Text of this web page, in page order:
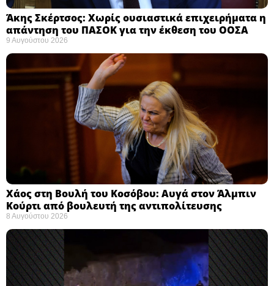
Άκης Σκέρτσος: Χωρίς ουσιαστικά επιχειρήματα η
απάντηση του ΠΑΣΟΚ για την έκθεση του ΟΟΣΑ ​
9 Αυγούστου 2026
Χάος στη Βουλή του Κοσόβου: Αυγά στον Άλμπιν
Κούρτι από βουλευτή της αντιπολίτευσης
8 Αυγούστου 2026